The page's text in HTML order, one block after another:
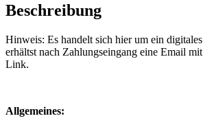
Beschreibung
Hinweis: Es handelt sich hier um ein
erhältst nach Zahlungseingang eine Email
Link.
Allgemeines: